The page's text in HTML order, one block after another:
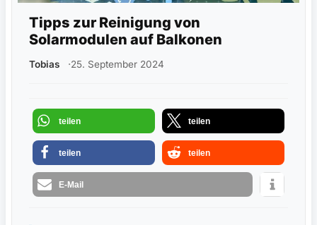
Tipps zur Reinigung von
Solarmodulen auf Balkonen
Tobias 25. September 2024
teilen teilen
teilen teilen
E-Mail